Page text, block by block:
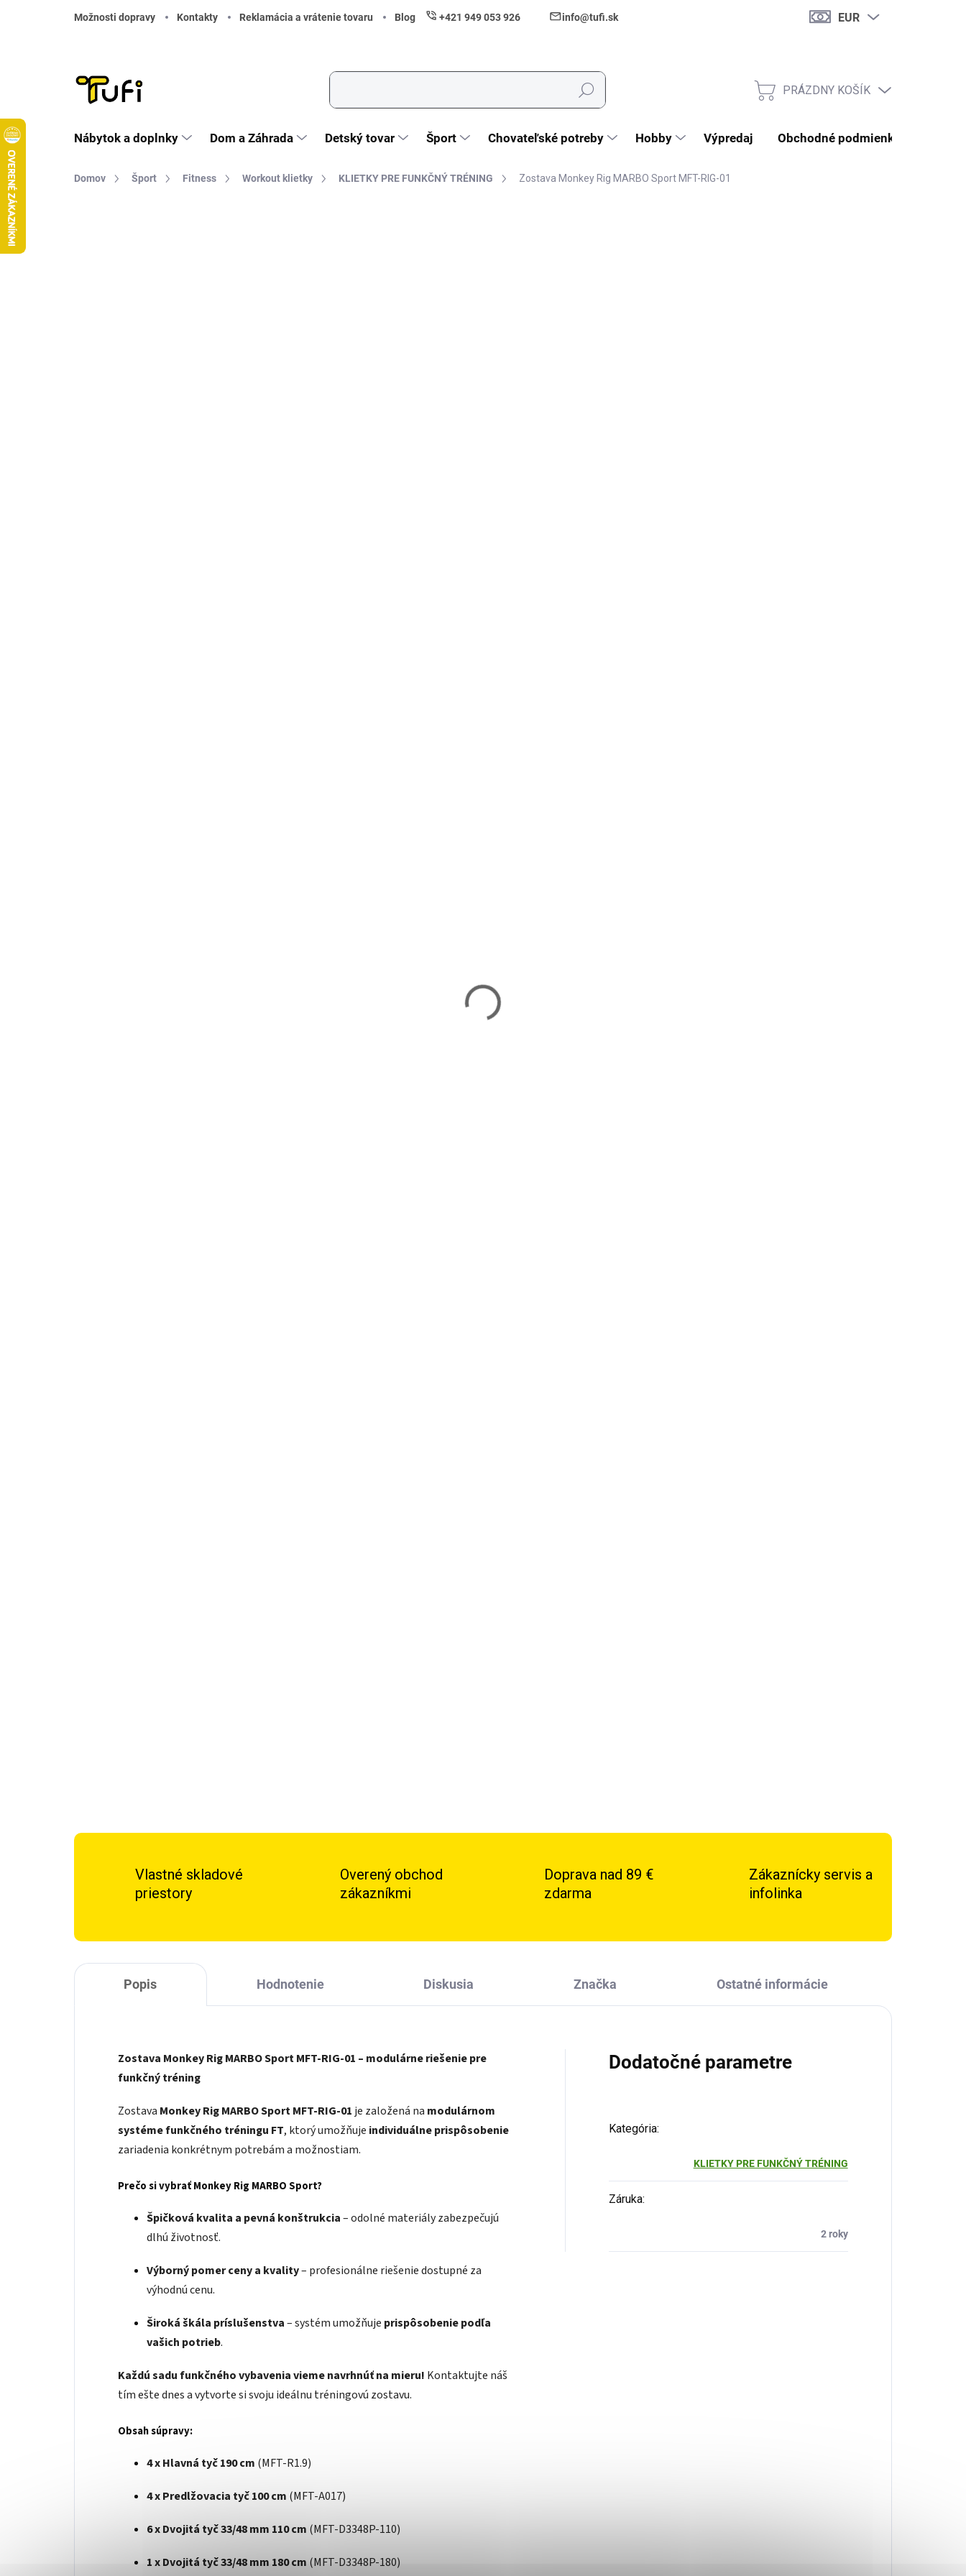
Možnosti dopravy
Kontakty Reklamácia a vrátenie tovaru Blog +421 949 053 926 info@tufi.sk EUR
Hľadať NÁKUPNÝ KOŠÍK
PRÁZDNY KOŠÍK
Nábytok a doplnky Dom a Záhrada Detský tovar Šport Chovateľské potreby Hobby Výpredaj Obchodné podmienky
Domov Šport Fitness Workout klietky KLIETKY PRE FUNKČNÝ TRÉNING Zostava Monkey Rig MARBO Sport MFT-RIG-01
Vlastné skladové
priestory
Overený obchod
zákazníkmi
Doprava nad 89 €
zdarma
Zákaznícky servis a
infolinka
Popis Hodnotenie Diskusia Značka Ostatné informácie
Zostava Monkey Rig MARBO Sport MFT-RIG-01 – modulárne riešenie pre
funkčný tréning
Zostava Monkey Rig MARBO Sport MFT-RIG-01 je založená na modulárnom
systéme funkčného tréningu FT, ktorý umožňuje individuálne prispôsobenie
zariadenia konkrétnym potrebám a možnostiam.
Prečo si vybrať Monkey Rig MARBO Sport?
Špičková kvalita a pevná konštrukcia– odolné materiály zabezpečujú
dlhú životnosť.
Výborný pomer ceny a kvality– profesionálne riešenie dostupné za
výhodnú cenu.
Široká škála príslušenstva– systém umožňuje prispôsobenie podľa
vašich potrieb.
Každú sadu funkčného vybavenia vieme navrhnúť na mieru! Kontaktujte náš
tím ešte dnes a vytvorte si svoju ideálnu tréningovú zostavu.
Obsah súpravy:
4 x Hlavná tyč 190 cm (MFT-R1.9)
4 x Predlžovacia tyč 100 cm (MFT-A017)
6 x Dvojitá tyč 33/48 mm 110 cm (MFT-D3348P-110)
1 x Dvojitá tyč 33/48 mm 180 cm (MFT-D3348P-180)
Dodatočné parametre
Kategória:
KLIETKY PRE FUNKČNÝ TRÉNING
Záruka:
2 roky